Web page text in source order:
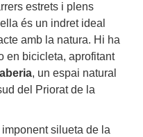
estrets i plens
és un indret ideal
amb la natura. Hi ha
en bicicleta, aprofitant
, un espai natural
del Priorat de la
silueta de la